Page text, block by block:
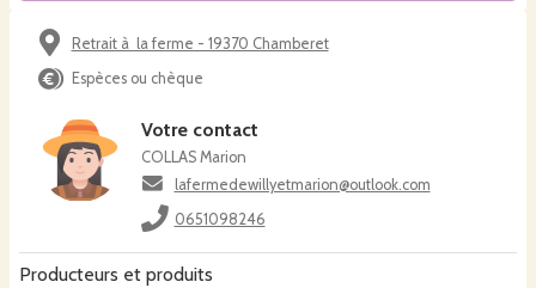
Retrait à la ferme - 19370 Chamberet
Espèces ou chèque
Votre contact
COLLAS Marion
lafermedewillyetmarion@outlook.com
0651098246
Producteurs et produits